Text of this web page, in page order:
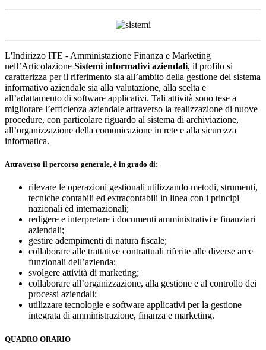
L'Indirizzo ITE - Amministazione Finanza e Marketing
nell’Articolazione Sistemi informativi aziendali, il profilo si
caratterizza per il riferimento sia all’ambito della gestione del sistema
informativo aziendale sia alla valutazione, alla scelta e
all’adattamento di software applicativi. Tali attività sono tese a
migliorare l’efficienza aziendale attraverso la realizzazione di nuove
procedure, con particolare riguardo al sistema di archiviazione,
all’organizzazione della comunicazione in rete e alla sicurezza
informatica.
Attraverso il percorso generale, è in grado di:
rilevare le operazioni gestionali utilizzando metodi, strumenti,
tecniche contabili ed extracontabili in linea con i principi
nazionali ed internazionali;
redigere e interpretare i documenti amministrativi e finanziari
aziendali;
gestire adempimenti di natura fiscale;
collaborare alle trattative contrattuali riferite alle diverse aree
funzionali dell’azienda;
svolgere attività di marketing;
collaborare all’organizzazione, alla gestione e al controllo dei
processi aziendali;
utilizzare tecnologie e software applicativi per la gestione
integrata di amministrazione, finanza e marketing.
QUADRO ORARIO